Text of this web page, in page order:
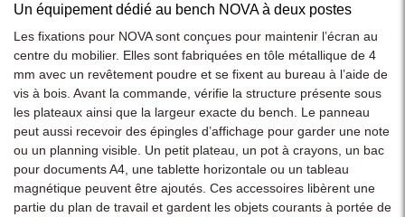
Un équipement dédié au bench NOVA à deux postes
Les fixations pour NOVA sont conçues pour maintenir l’écran au
centre du mobilier. Elles sont fabriquées en tôle métallique de 4
mm avec un revêtement poudre et se fixent au bureau à l’aide de
vis à bois. Avant la commande, vérifie la structure présente sous
les plateaux ainsi que la largeur exacte du bench. Le panneau
peut aussi recevoir des épingles d’affichage pour garder une note
ou un planning visible. Un petit plateau, un pot à crayons, un bac
pour documents A4, une tablette horizontale ou un tableau
magnétique peuvent être ajoutés. Ces accessoires libèrent une
partie du plan de travail et gardent les objets courants à portée de